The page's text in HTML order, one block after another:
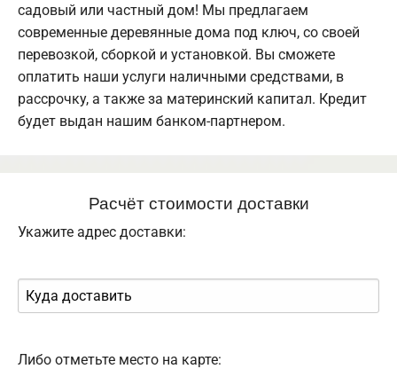
садовый или частный дом! Мы предлагаем
современные деревянные дома под ключ, со своей
перевозкой, сборкой и установкой. Вы сможете
оплатить наши услуги наличными средствами, в
рассрочку, а также за материнский капитал. Кредит
будет выдан нашим банком-партнером.
Расчёт стоимости доставки
Укажите адрес доставки:
Либо отметьте место на карте: